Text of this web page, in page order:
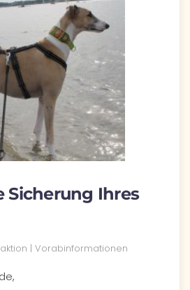
Sicherung Ihres
| Vorabinformationen